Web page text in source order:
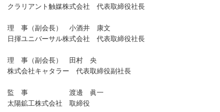
クラリアント触媒株式会社 代表取締役社長
理 事（副会長） 小酒井 康文
日揮ユニバーサル株式会社 代表取締役社長
理 事（副会長） 田村 央
株式会社キャタラー 代表取締役副社長
監 事 渡邊 眞一
太陽鉱工株式会社 取締役